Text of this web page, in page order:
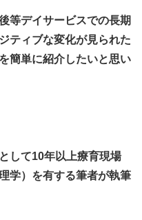
等デイサービスでの長期
ティブな変化が見られた
簡単に紹介したいと思い
して10年以上療育現場
学）を有する筆者が執筆